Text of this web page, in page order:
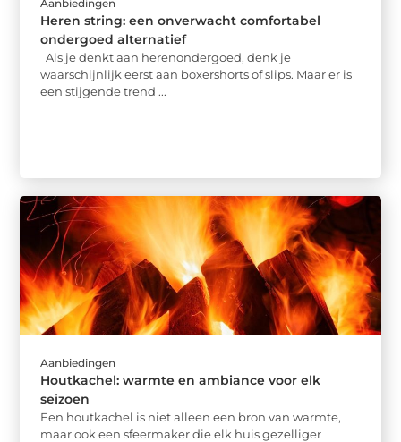
Aanbiedingen
Heren string: een onverwacht comfortabel
ondergoed alternatief
Als je denkt aan herenondergoed, denk je
waarschijnlijk eerst aan boxershorts of slips. Maar er is
een stijgende trend ...
Aanbiedingen
Houtkachel: warmte en ambiance voor elk
seizoen
Een houtkachel is niet alleen een bron van warmte,
maar ook een sfeermaker die elk huis gezelliger